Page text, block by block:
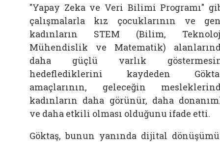
"Yapay Zeka ve Veri Bilimi Programı"
çalışmalarla kız çocuklarının ve
kadınların STEM (Bilim,
Mühendislik ve Matematik)
daha güçlü varlık
hedeflediklerini kaydeden
amaçlarının, geleceğin
kadınların daha görünür, daha
ve daha etkili olması olduğunu ifade etti.
Göktaş, bunun yanında dijital